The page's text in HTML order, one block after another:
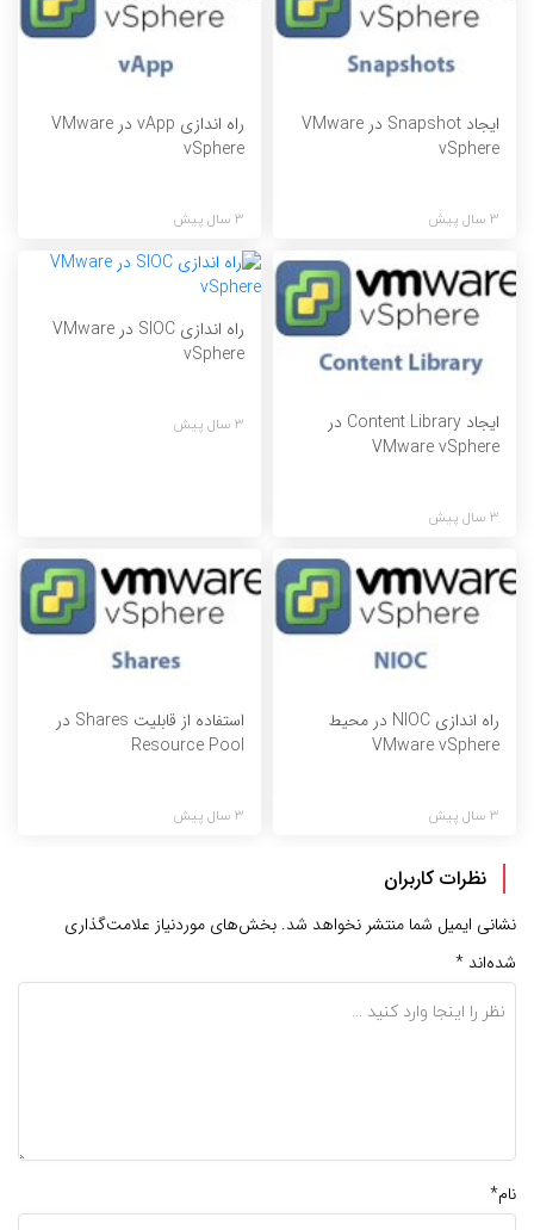
ایجاد Snapshot در VMware
vSphere
3 سال پیش
راه اندازی vApp در VMware
vSphere
3 سال پیش
ایجاد Content Library در
VMware vSphere
3 سال پیش
راه اندازی SIOC در VMware
vSphere
3 سال پیش
راه اندازی NIOC در محیط
VMware vSphere
3 سال پیش
استفاده از قابلیت Shares در
Resource Pool
3 سال پیش
نظرات کاربران
نشانی ایمیل شما منتشر نخواهد شد. بخش‌های موردنیاز علامت‌گذاری
شده‌اند *
نام*